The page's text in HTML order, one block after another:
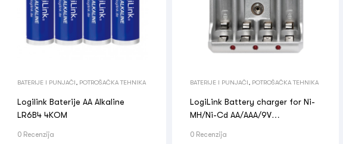
BATERIJE I PUNJAČI POTROŠAČKA TEHNIKA
Logilink Baterije AA Alkaline
LR6B4 4KOM
0 Recenzija
BATERIJE I PUNJAČI POTROŠAČKA TEHNIKA
LogiLink Battery charger for Ni-
MH/Ni-Cd AA/AAA/9V
0 Recenzija